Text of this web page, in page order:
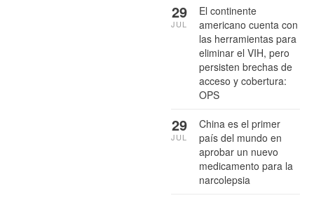
El continente
americano cuenta con
las herramientas para
eliminar el VIH, pero
persisten brechas de
acceso y cobertura:
OPS
29
JUL
China es el primer
país del mundo en
aprobar un nuevo
medicamento para la
narcolepsia
29
JUL